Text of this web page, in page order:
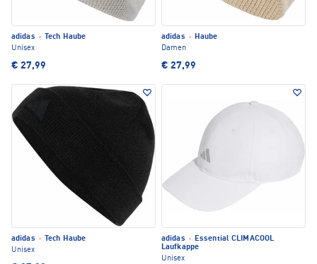
adidas ·
Tech Haube
Unisex
€ 27,99
adidas · Haube
Damen
€ 27,99
adidas ·
Tech Haube
Unisex
adidas · Essential CLIMACOOL
Laufkappe
Unisex